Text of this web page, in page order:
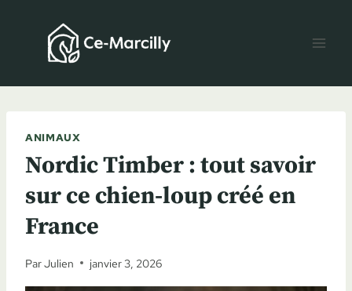
contenu
ANIMAUX
Nordic Timber : tout savoir
sur ce chien-loup créé en
France
ParJulien janvier 3, 2026